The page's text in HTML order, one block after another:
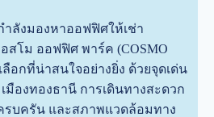
ลังมองหาออฟฟิศให้เช่า
สโม ออฟฟิศ พาร์ค (COSMO
ลือกที่น่าสนใจอย่างยิ่ง ด้วยจุดเด่น
มืองทองธานี การเดินทางสะดวก
รบครัน และสภาพแวดล้อมทาง